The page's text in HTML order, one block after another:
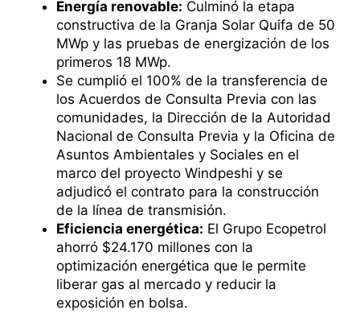
Energía renovable: Culminó la etapa
constructiva de la Granja Solar Quifa de 50
MWp y las pruebas de energización de los
primeros 18 MWp.
Se cumplió el 100% de la transferencia de
los Acuerdos de Consulta Previa con las
comunidades, la Dirección de la Autoridad
Nacional de Consulta Previa y la Oficina de
Asuntos Ambientales y Sociales en el
marco del proyecto Windpeshi y se
adjudicó el contrato para la construcción
de la línea de transmisión.
Eficiencia energética: El Grupo Ecopetrol
ahorró $24.170 millones con la
optimización energética que le permite
liberar gas al mercado y reducir la
exposición en bolsa.